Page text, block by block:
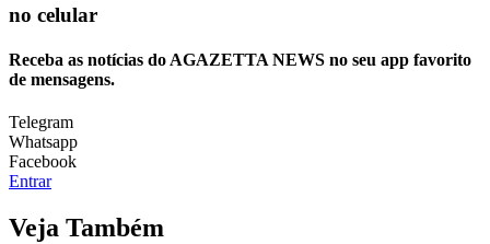
no celular
Receba as notícias do AGAZETTA NEWS no seu app favorito
de mensagens.
Telegram
Whatsapp
Facebook
Entrar
Veja Também